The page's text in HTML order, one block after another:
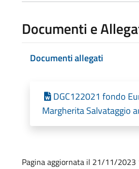
Documenti e
Documenti allegati
DGC122021 fondo
Margherita Salvataggio
Pagina aggiornata il 21/11/2023